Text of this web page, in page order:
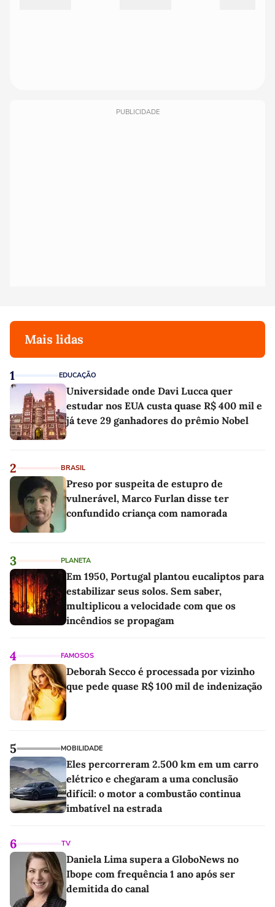
PUBLICIDADE
Mais lidas
1 EDUCAÇÃO
Universidade onde Davi Lucca quer
estudar nos EUA custa quase R$ 400 mil e
já teve 29 ganhadores do prêmio Nobel
2 BRASIL
Preso por suspeita de estupro de
vulnerável, Marco Furlan disse ter
confundido criança com namorada
3 PLANETA
Em 1950, Portugal plantou eucaliptos para
estabilizar seus solos. Sem saber,
multiplicou a velocidade com que os
incêndios se propagam
4 FAMOSOS
Deborah Secco é processada por vizinho
que pede quase R$ 100 mil de indenização
5 MOBILIDADE
Eles percorreram 2.500 km em um carro
elétrico e chegaram a uma conclusão
difícil: o motor a combustão continua
imbatível na estrada
6 TV
Daniela Lima supera a GloboNews no
Ibope com frequência 1 ano após ser
demitida do canal